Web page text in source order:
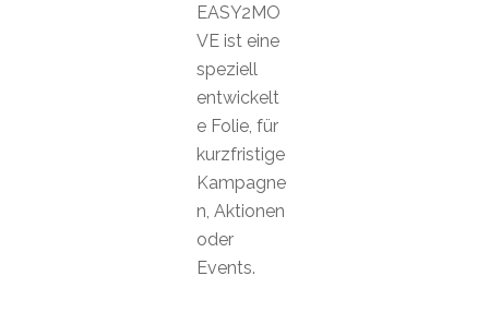
EASY2MO
VE ist eine
speziell
entwickelt
e Folie, für
kurzfristige
Kampagne
n, Aktionen
oder
Events.